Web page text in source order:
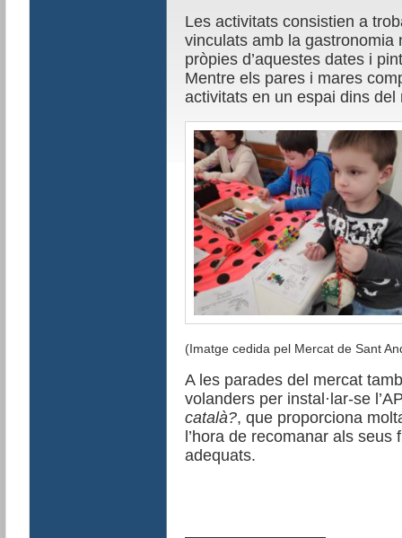
Les activitats consistien a
vinculats amb la gastronomia
pròpies d’aquestes dates i
Mentre els pares i mares
activitats en un espai dins del
(Imatge cedida pel Mercat de Sant
A les parades del mercat
volanders per instal·lar-se
català?, que proporciona
l’hora de recomanar als
adequats.